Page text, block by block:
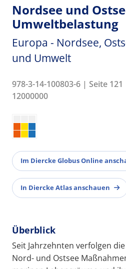
Nordsee und
Umweltbelastung
Europa - Nordsee,
und Umwelt
978-3-14-100803-6 | Seite
12000000
Im Diercke Globus Online
In Diercke Atlas anschauen
Überblick
Seit Jahrzehnten verfolgen
Nord- und Ostsee